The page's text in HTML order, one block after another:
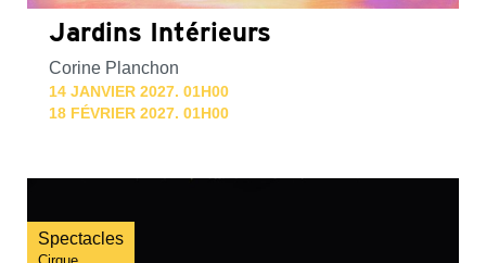
Jardins Intérieurs
Corine Planchon
14 JANVIER 2027. 01H00
18 FÉVRIER 2027. 01H00
Spectacles